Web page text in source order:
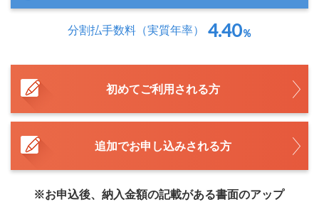
分割払手数料（実質年率） 4.40％
初めてご利用される方
追加でお申し込みされる方
※お申込後、納入金額の記載がある書面のアップ